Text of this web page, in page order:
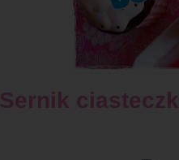
Sernik